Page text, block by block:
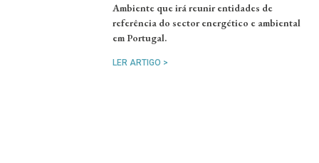
Ambiente que irá reunir entidades de
referência do sector energético e ambiental
em Portugal.
LER ARTIGO >